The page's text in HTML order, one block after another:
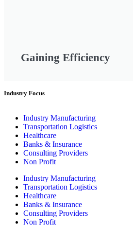
Gaining Efficiency
Industry Focus
Industry Manufacturing
Transportation Logistics
Healthcare
Banks & Insurance
Consulting Providers
Non Profit
Industry Manufacturing
Transportation Logistics
Healthcare
Banks & Insurance
Consulting Providers
Non Profit